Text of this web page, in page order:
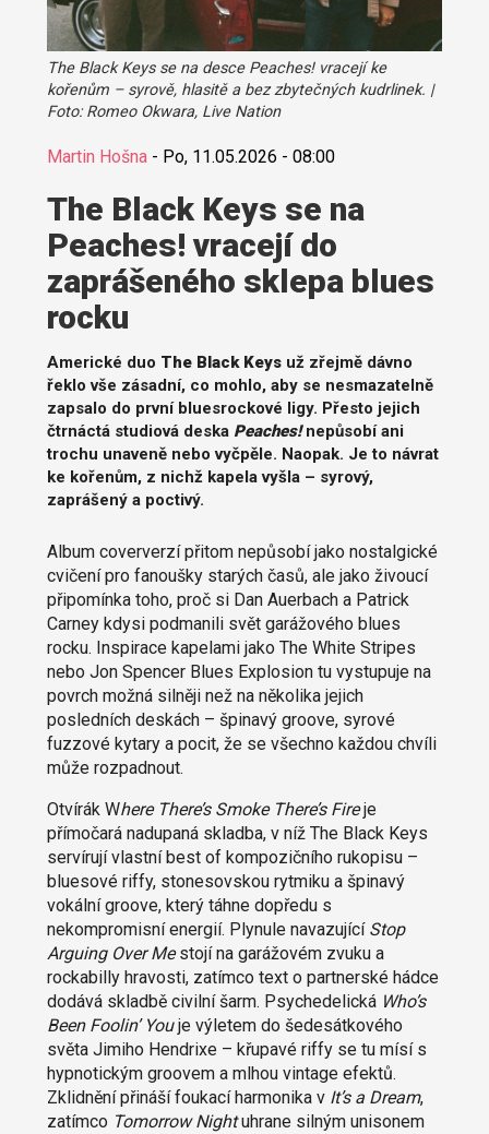
The Black Keys se na desce Peaches! vracejí ke
kořenům – syrově, hlasitě a bez zbytečných kudrlinek. |
Foto: Romeo Okwara, Live Nation
Martin Hošna- Po, 11.05.2026 - 08:00
The Black Keys se na
Peaches! vracejí do
zaprášeného sklepa blues
rocku
Americké duo The Black Keysuž zřejmě dávno
řeklo vše zásadní, co mohlo, aby se nesmazatelně
zapsalo do první bluesrockové ligy. Přesto jejich
čtrnáctá studiová deskaPeaches!nepůsobí ani
trochu unaveně nebo vyčpěle. Naopak. Je to návrat
ke kořenům, z nichž kapela vyšla – syrový,
zaprášený a poctivý.
Album coververzí přitom nepůsobí jako nostalgické
cvičení pro fanoušky starých časů, ale jako živoucí
připomínka toho, proč si Dan Auerbach a Patrick
Carney kdysi podmanili svět garážového blues
rocku. Inspirace kapelami jako The White Stripes
nebo Jon Spencer Blues Explosion tu vystupuje na
povrch možná silněji než na několika jejich
posledních deskách – špinavý groove, syrové
fuzzové kytary a pocit, že se všechno každou chvíli
může rozpadnout.
Otvírák Where There’s Smoke There’s Fireje
přímočará nadupaná skladba, v níž The Black Keys
servírují vlastní best of kompozičního rukopisu –
bluesové riffy, stonesovskou rytmiku a špinavý
vokální groove, který táhne dopředu s
nekompromisní energií. Plynule navazující Stop
Arguing Over Mestojí na garážovém zvuku a
rockabilly hravosti, zatímco text o partnerské hádce
dodává skladbě civilní šarm. Psychedelická Who’s
Been Foolin’ Youje výletem do šedesátkového
světa Jimiho Hendrixe – křupavé riffy se tu mísí s
hypnotickým groovem a mlhou vintage efektů.
Zklidnění přináší foukací harmonika v It’s a Dream,
zatímco Tomorrow Nightuhrane silným unisonem